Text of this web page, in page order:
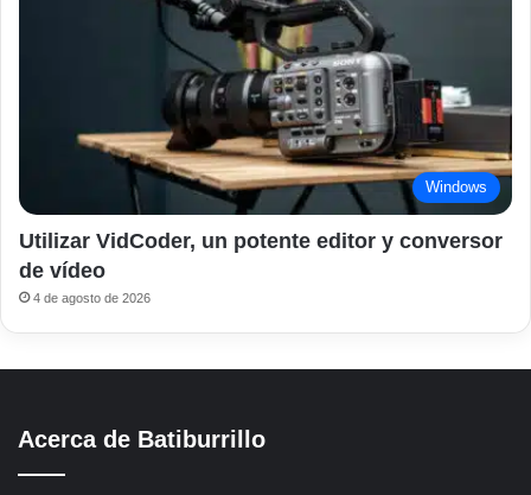
Windows
Utilizar VidCoder, un potente editor y conversor
de vídeo
4 de agosto de 2026
Acerca de Batiburrillo